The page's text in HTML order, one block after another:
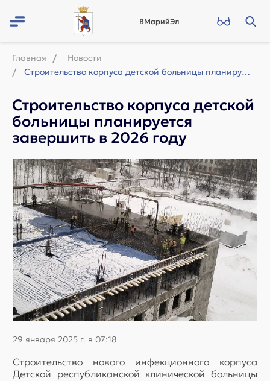
ВМарийЭл
Главная
Новости
Строительство корпуса детской больницы планируется завершить в 2026 году
Строительство корпуса детской
больницы планируется
завершить в 2026 году
29 января 2025 г. в 07:18
Строительство нового инфекционного корпуса
Детской республиканской клинической больницы